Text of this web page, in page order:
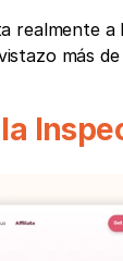
realmente a
más